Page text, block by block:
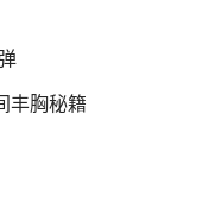
丰胸秘籍